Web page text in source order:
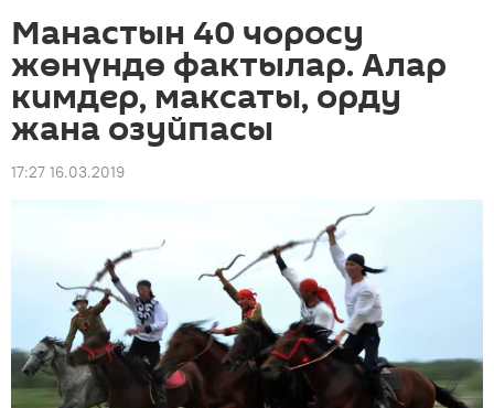
Манастын 40 чоросу
жөнүндө фактылар. Алар
кимдер, максаты, орду
жана озуйпасы
17:27 16.03.2019